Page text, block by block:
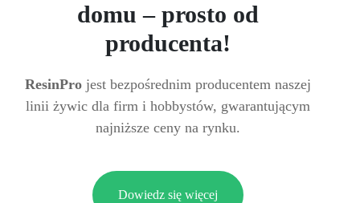
domu – prosto od
producenta!
ResinPro jest bezpośrednim producentem naszej
linii żywic dla firm i hobbystów, gwarantującym
najniższe ceny na rynku.
Dowiedz się więcej